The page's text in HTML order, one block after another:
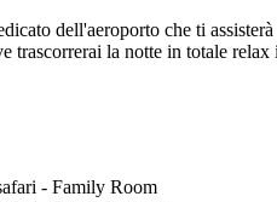
dell'aeroporto che ti
la notte in totale relax